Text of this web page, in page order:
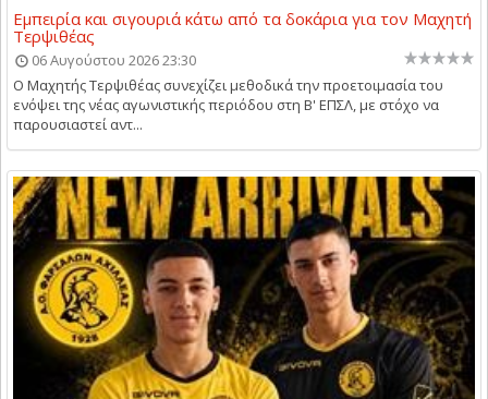
Εμπειρία και σιγουριά κάτω από τα δοκάρια για τον Μαχητή
Τερψιθέας
06 Αυγούστου 2026 23:30
Ο Μαχητής Τερψιθέας συνεχίζει μεθοδικά την προετοιμασία του
ενόψει της νέας αγωνιστικής περιόδου στη Β' ΕΠΣΛ, με στόχο να
παρουσιαστεί αντ...